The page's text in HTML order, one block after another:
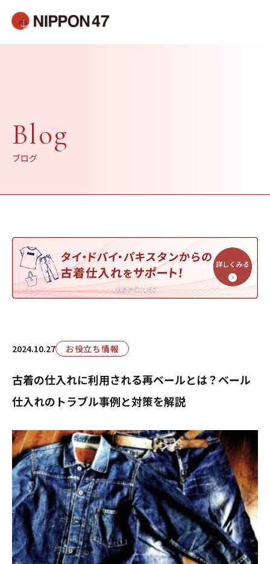
Blog
ブログ
2024.10.27 お役立ち情報
古着の仕入れに利用される再ベールとは？ベール
仕入れのトラブル事例と対策を解説